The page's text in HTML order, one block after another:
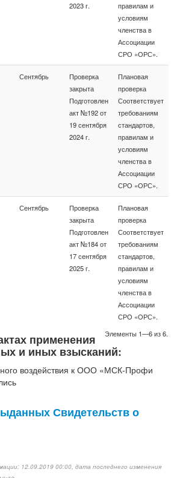
2023 г.
правилам и
условиям
членства в
Ассоциации
СРО «ОРС».
Сентябрь
Проверка
закрыта
Подготовлен
акт №192 от
19 сентября
2024 г.
Плановая
проверка
Соответствует
требованиям
стандартов,
правилам и
условиям
членства в
Ассоциации
СРО «ОРС».
Сентябрь
Проверка
закрыта
Подготовлен
акт №184 от
17 сентября
2025 г.
Плановая
проверка
Соответствует
требованиям
стандартов,
правилам и
условиям
членства в
Ассоциации
СРО «ОРС».
Элементы 1—6 из 6.
применения
и иных взысканий:
воздействия к ООО «МСК-Профи
Свидетельств о
12.09.2019 00:00, дата последнего изменения